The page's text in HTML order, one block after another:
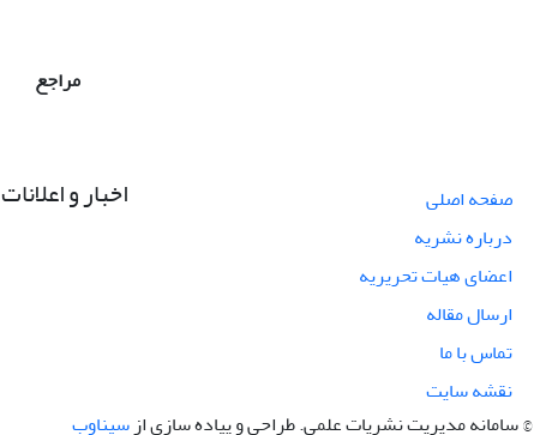
مراجع
صفحه اصلی
درباره نشریه
اعضای هیات تحریریه
ارسال مقاله
تماس با ما
نقشه سایت
اخبار و اعلانات
© سامانه مدیریت نشریات علمی.طراحی و پیاده سازی از سیناوب